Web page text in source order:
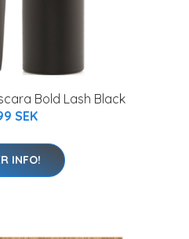
Bold Lash Black
SEK
INFO!